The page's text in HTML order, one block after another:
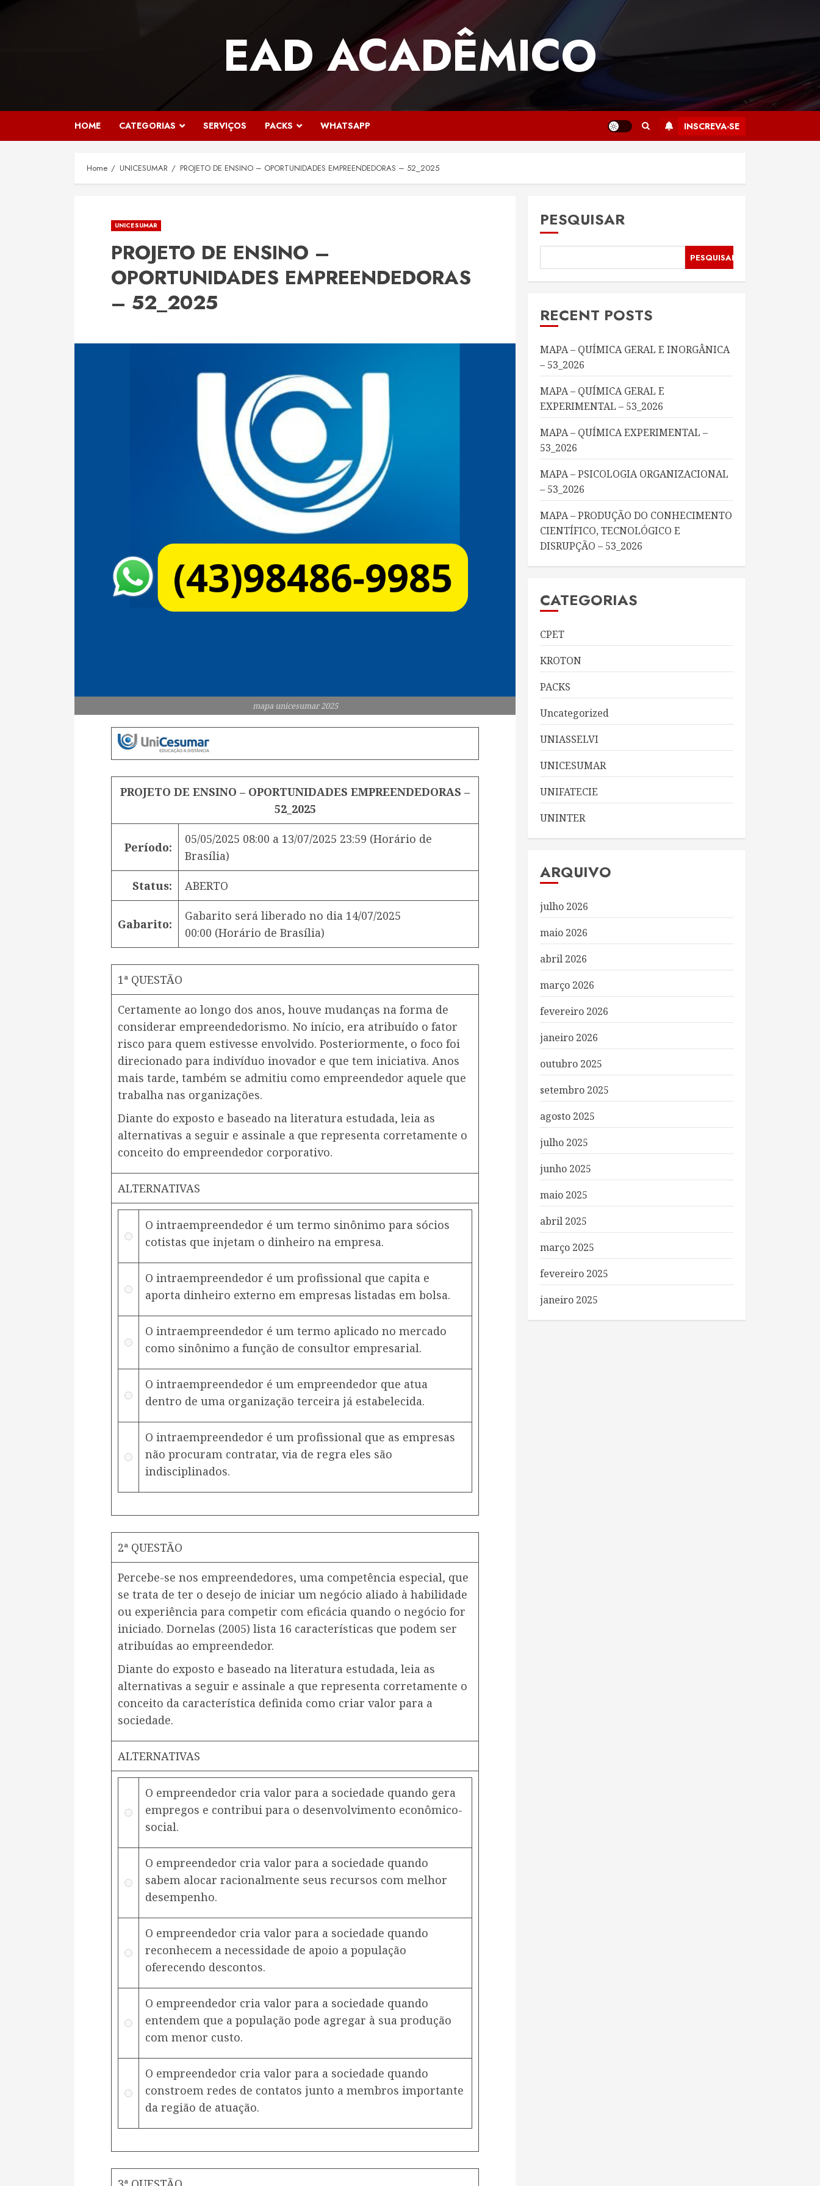
EAD ACADÊMICO
HOME CATEGORIAS SERVIÇOS PACKS WHATSAPP INSCREVA-SE
Home UNICESUMAR PROJETO DE ENSINO – OPORTUNIDADES EMPREENDEDORAS – 52_2025
UNICESUMAR
PROJETO DE ENSINO –
OPORTUNIDADES EMPREENDEDORAS
– 52_2025
mapa unicesumar 2025
PROJETO DE ENSINO – OPORTUNIDADES EMPREENDEDORAS –
52_2025
Período:
05/05/2025 08:00 a 13/07/2025 23:59 (Horário de
Brasília)
Status: ABERTO
Gabarito:
Gabarito será liberado no dia 14/07/2025
00:00 (Horário de Brasília)
1ª QUESTÃO
Certamente ao longo dos anos, houve mudanças na forma de
considerar empreendedorismo. No início, era atribuído o fator
risco para quem estivesse envolvido. Posteriormente, o foco foi
direcionado para indivíduo inovador e que tem iniciativa. Anos
mais tarde, também se admitiu como empreendedor aquele que
trabalha nas organizações.
Diante do exposto e baseado na literatura estudada, leia as
alternativas a seguir e assinale a que representa corretamente o
conceito do empreendedor corporativo.
ALTERNATIVAS
O intraempreendedor é um termo sinônimo para sócios
cotistas que injetam o dinheiro na empresa.
O intraempreendedor é um profissional que capita e
aporta dinheiro externo em empresas listadas em bolsa.
O intraempreendedor é um termo aplicado no mercado
como sinônimo a função de consultor empresarial.
O intraempreendedor é um empreendedor que atua
dentro de uma organização terceira já estabelecida.
O intraempreendedor é um profissional que as empresas
não procuram contratar, via de regra eles são
indisciplinados.
2ª QUESTÃO
Percebe-se nos empreendedores, uma competência especial, que
se trata de ter o desejo de iniciar um negócio aliado à habilidade
ou experiência para competir com eficácia quando o negócio for
iniciado. Dornelas (2005) lista 16 características que podem ser
atribuídas ao empreendedor.
Diante do exposto e baseado na literatura estudada, leia as
alternativas a seguir e assinale a que representa corretamente o
conceito da característica definida como criar valor para a
sociedade.
ALTERNATIVAS
O empreendedor cria valor para a sociedade quando gera
empregos e contribui para o desenvolvimento econômico-
social.
O empreendedor cria valor para a sociedade quando
sabem alocar racionalmente seus recursos com melhor
desempenho.
O empreendedor cria valor para a sociedade quando
reconhecem a necessidade de apoio a população
oferecendo descontos.
O empreendedor cria valor para a sociedade quando
entendem que a população pode agregar à sua produção
com menor custo.
O empreendedor cria valor para a sociedade quando
constroem redes de contatos junto a membros importante
da região de atuação.
PESQUISAR
PESQUISAR
RECENT POSTS
MAPA – QUÍMICA GERAL E INORGÂNICA
– 53_2026
MAPA – QUÍMICA GERAL E
EXPERIMENTAL – 53_2026
MAPA – QUÍMICA EXPERIMENTAL –
53_2026
MAPA – PSICOLOGIA ORGANIZACIONAL
– 53_2026
MAPA – PRODUÇÃO DO CONHECIMENTO
CIENTÍFICO, TECNOLÓGICO E
DISRUPÇÃO – 53_2026
CATEGORIAS
CPET
KROTON
PACKS
Uncategorized
UNIASSELVI
UNICESUMAR
UNIFATECIE
UNINTER
ARQUIVO
julho 2026
maio 2026
abril 2026
março 2026
fevereiro 2026
janeiro 2026
outubro 2025
setembro 2025
agosto 2025
julho 2025
junho 2025
maio 2025
abril 2025
março 2025
fevereiro 2025
janeiro 2025